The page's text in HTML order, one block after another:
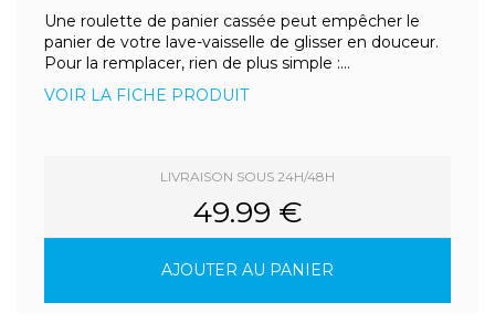
Une roulette de panier cassée peut empêcher le
panier de votre lave-vaisselle de glisser en douceur.
Pour la remplacer, rien de plus simple :...
VOIR LA FICHE PRODUIT
LIVRAISON SOUS 24H/48H
49.99 €
AJOUTER AU PANIER